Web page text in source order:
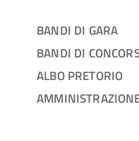
BANDI DI GARA
BANDI DI
ALBO PRETORIO